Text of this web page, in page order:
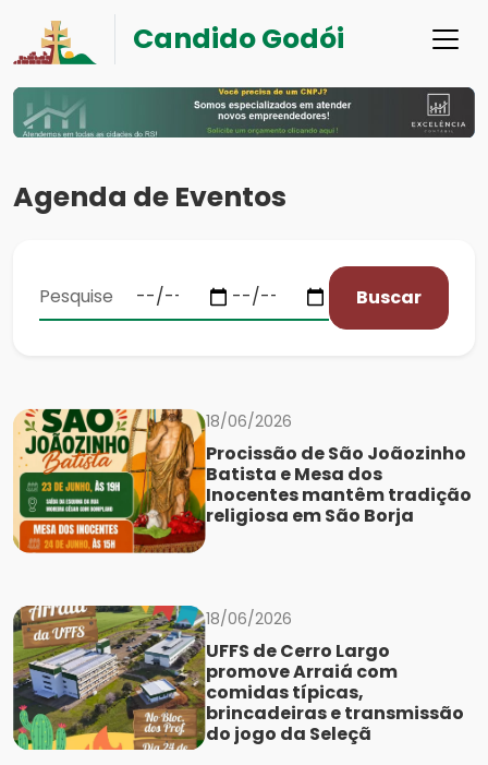
Candido Godói
Agenda de Eventos
Buscar
18/06/2026
Procissão de São Joãozinho
Batista e Mesa dos
Inocentes mantêm tradição
religiosa em São Borja
18/06/2026
UFFS de Cerro Largo
promove Arraiá com
comidas típicas,
brincadeiras e transmissão
do jogo da Seleçã